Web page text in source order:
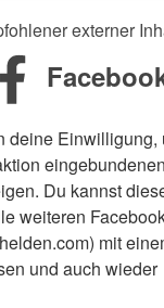
externer
deine Einwilligung,
Du kannst
weiteren
mit
und auch wieder